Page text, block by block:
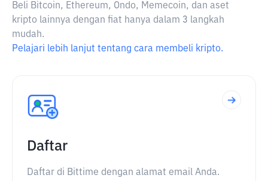
Beli Bitcoin, Ethereum, Ondo, Memecoin, dan aset
kripto lainnya dengan fiat hanya dalam 3 langkah
mudah.
Pelajari lebih lanjut tentang cara membeli kripto.
Daftar
Daftar di Bittime dengan alamat email Anda.